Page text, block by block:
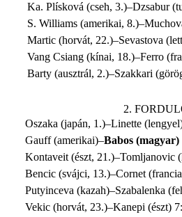
Ka. Plísková (cseh, 3.)–Dzsabur
S. Williams (amerikai,
Martic (horvát, 22.)–Sevastova
Vang Csiang (kínai, 18.)–Ferro
Barty (ausztrál, 2.)–Szakkari
2.
Oszaka (japán, 1.)–Linette
Gauff (amerikai)–Babos (magyar)
Kontaveit (észt, 21.)–Tomljanovic
Bencic (svájci, 13.)–Cornet
Putyinceva (kazah)–Szabalenka
Vekic (horvát, 23.)–Kanepi (észt)